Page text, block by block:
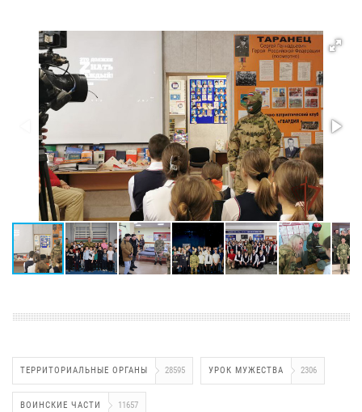
ТЕРРИТОРИАЛЬНЫЕ ОРГАНЫ 28595 УРОК МУЖЕСТВА 2306
ВОИНСКИЕ ЧАСТИ 11657